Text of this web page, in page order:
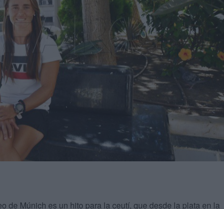
de Múnich es un hito para la ceutí, que desde la plata en la